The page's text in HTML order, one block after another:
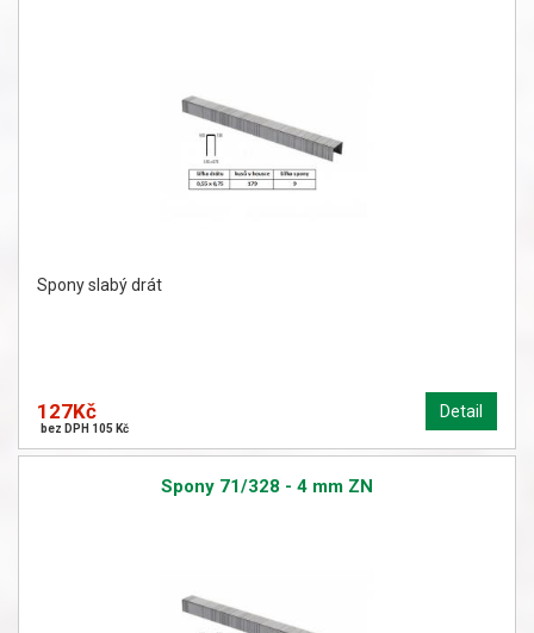
Spony slabý drát
Detail
127Kč
bez DPH 105 Kč
Spony 71/328 - 4 mm ZN